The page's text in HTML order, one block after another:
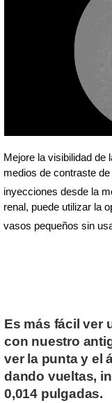
Mejore la visibilidad de
medios de contraste
inyecciones desde la
renal, puede utilizar la
vasos pequeños sin
Es más fácil ver
con nuestro
ver la punta y el
dando vueltas,
0,014 pulgadas.